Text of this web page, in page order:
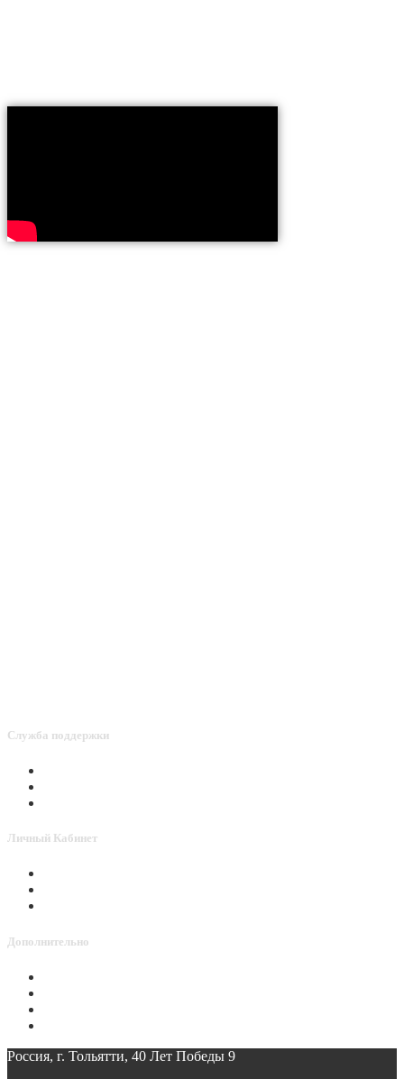
Служба поддержки
Личный Кабинет
Дополнительно
Россия, г. Тольятти, 40 Лет Победы 9